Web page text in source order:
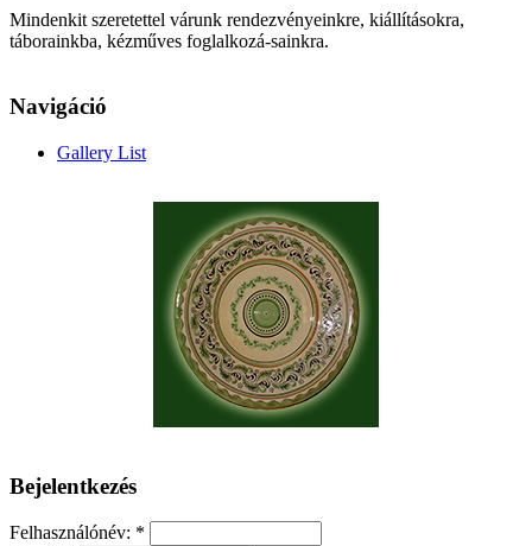
Mindenkit szeretettel várunk rendezvényeinkre, kiállításokra,
táborainkba, kézműves foglalkozá-sainkra.
Navigáció
Gallery List
Bejelentkezés
Felhasználónév: *